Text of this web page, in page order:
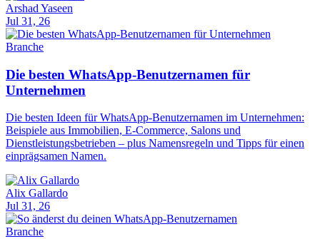
Arshad Yaseen
Jul 31, 26
Branche
Die besten WhatsApp-Benutzernamen für
Unternehmen
Die besten Ideen für WhatsApp-Benutzernamen im Unternehmen:
Beispiele aus Immobilien, E-Commerce, Salons und
Dienstleistungsbetrieben – plus Namensregeln und Tipps für einen
einprägsamen Namen.
Alix Gallardo
Jul 31, 26
Branche